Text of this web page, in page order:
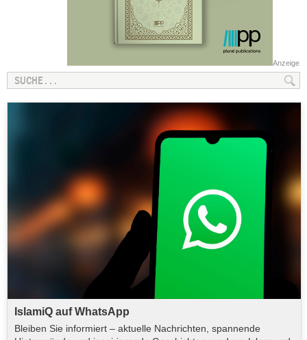
Anzeige
IslamiQ auf WhatsApp
Bleiben Sie informiert – aktuelle Nachrichten, spannende